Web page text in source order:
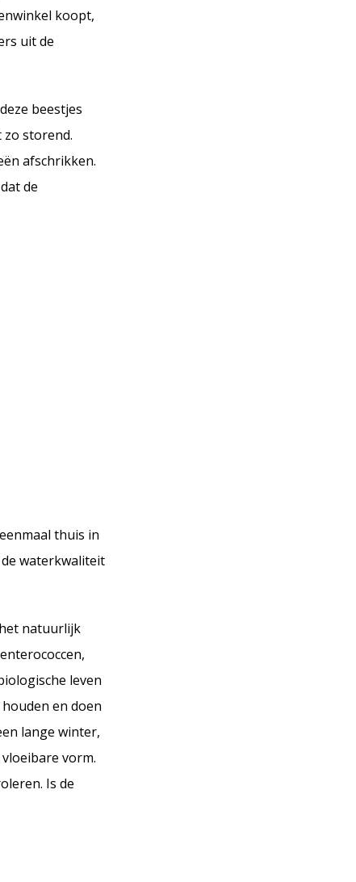
koopt,
uit de
beestjes
storend.
afschrikken.
de
thuis in
waterkwaliteit
natuurlijk
leven
en doen
lange winter,
vorm.
Is de